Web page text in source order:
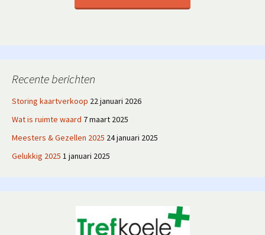
Recente berichten
Storing kaartverkoop 22 januari 2026
Wat is ruimte waard 7 maart 2025
Meesters & Gezellen 2025 24 januari 2025
Gelukkig 2025 1 januari 2025